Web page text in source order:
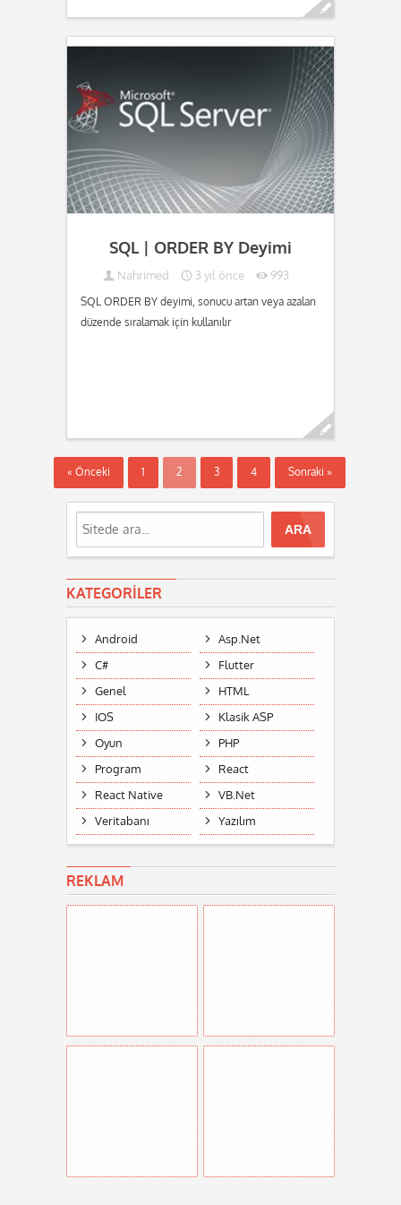
SQL | ORDER BY Deyimi
Nahrimed 3 yıl önce 993
SQL ORDER BY deyimi, sonucu artan veya azalan
düzende sıralamak için kullanılır
« Önceki 1 2 3 4 Sonraki »
KATEGORILER
Android
Asp.Net
C#
Flutter
Genel
HTML
IOS
Klasik ASP
Oyun
PHP
Program
React
React Native
VB.Net
Veritabanı
Yazılım
REKLAM